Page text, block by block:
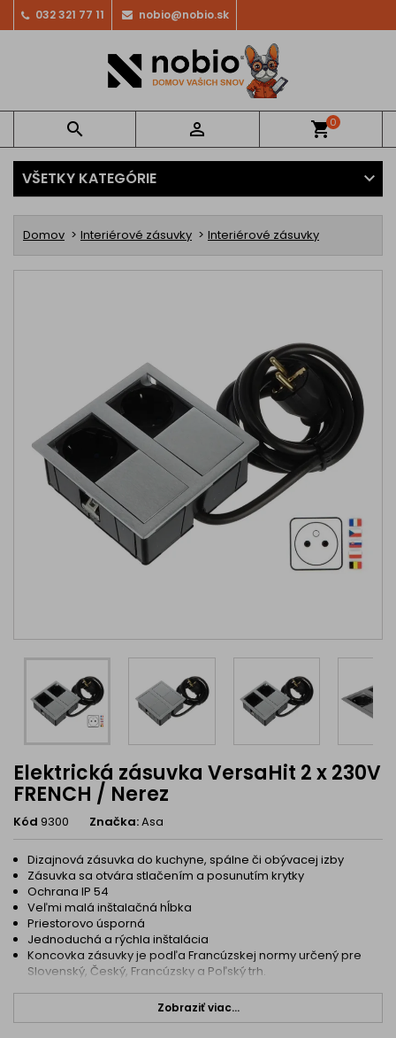
032 321 77 11 nobio@nobio.sk
  shopping_cart0
VŠETKY KATEGÓRIE
Domov Interiérové zásuvky Interiérové zásuvky
Elektrická zásuvka VersaHit 2 x 230V
FRENCH / Nerez
Kód 9300 Značka:Asa
Dizajnová zásuvka do kuchyne, spálne či obývacej izby
Zásuvka sa otvára stlačením a posunutím krytky
Ochrana IP 54
Veľmi malá inštalačná hĺbka
Priestorovo úsporná
Jednoduchá a rýchla inštalácia
Koncovka zásuvky je podľa Francúzskej normy určený pre
Slovenský, Český, Francúzsky a Poľský trh.
Zobraziť viac...